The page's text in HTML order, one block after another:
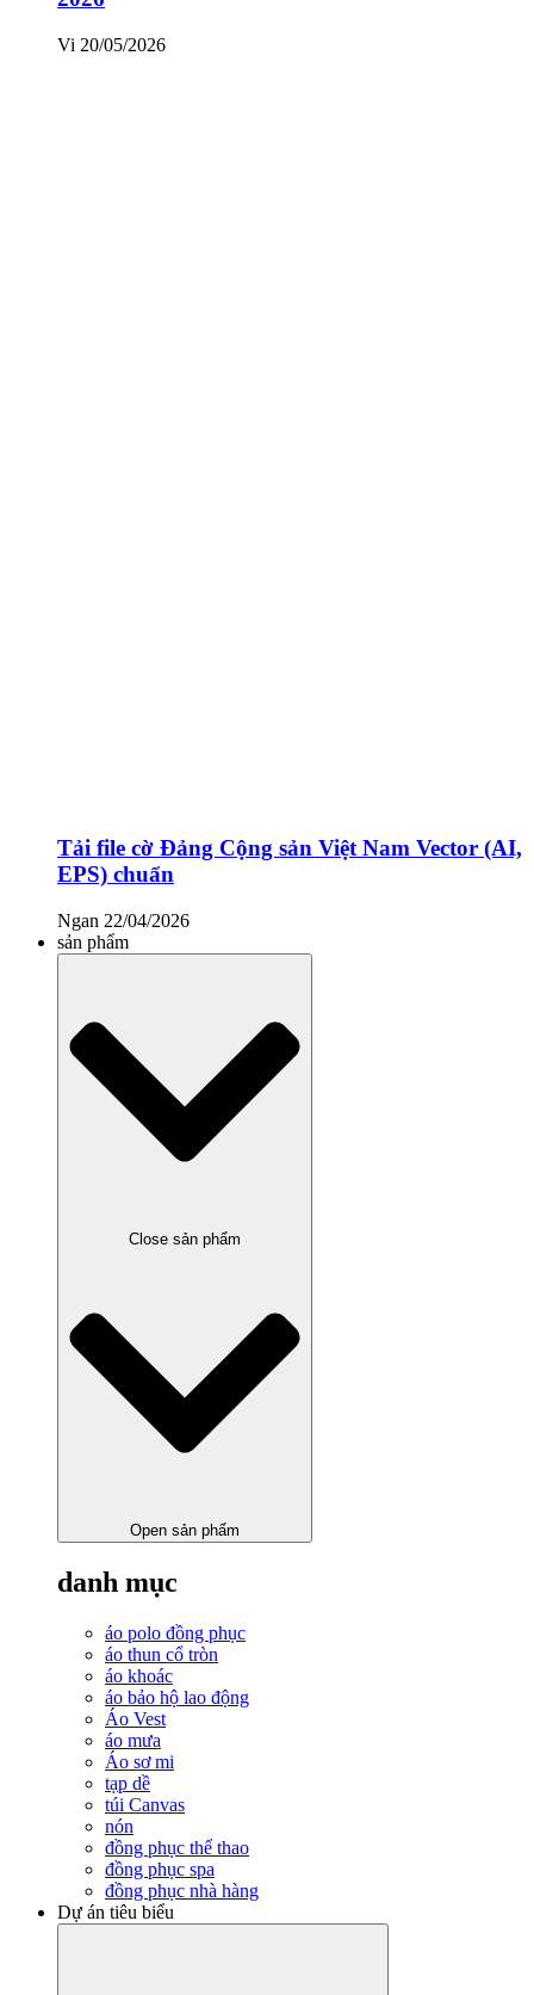
Vi 20/05/2026
Tải file cờ Đảng Cộng sản Việt Nam Vector (AI,
EPS) chuẩn
Ngan 22/04/2026
sản phẩm
Close sản phẩm
Open sản phẩm
danh mục
áo polo đồng phục
áo thun cổ tròn
áo khoác
áo bảo hộ lao động
Áo Vest
áo mưa
Áo sơ mi
tạp dề
túi Canvas
nón
đồng phục thể thao
đồng phục spa
đồng phục nhà hàng
Dự án tiêu biểu